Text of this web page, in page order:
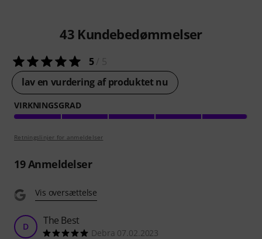
43 Kundebedømmelser
5/ 5
lav en vurdering af produktet nu
VIRKNINGSGRAD
Retningslinjer for anmeldelser
19Anmeldelser
Vis oversættelse
D The Best
Debra 07.02.2023